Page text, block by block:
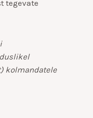
tegevate
kolmandatele